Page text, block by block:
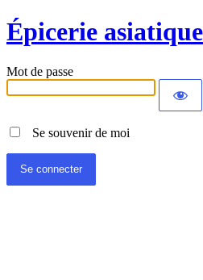
Épicerie
Mot de passe
Se souvenir de moi